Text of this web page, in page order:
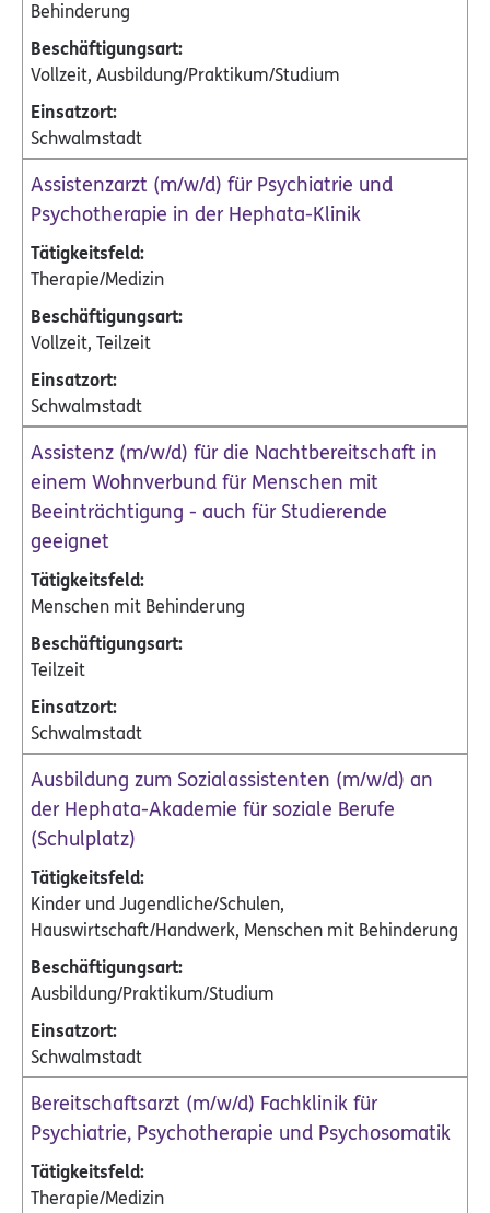
Behinderung
Vollzeit, Ausbildung/Praktikum/Studium
Schwalmstadt
Assistenzarzt (m/w/d) für Psychiatrie und
Psychotherapie in der Hephata-Klinik
Therapie/Medizin
Vollzeit, Teilzeit
Schwalmstadt
Assistenz (m/w/d) für die Nachtbereitschaft in
einem Wohnverbund für Menschen mit
Beeinträchtigung - auch für Studierende
geeignet
Menschen mit Behinderung
Teilzeit
Schwalmstadt
Ausbildung zum Sozialassistenten (m/w/d) an
der Hephata-Akademie für soziale Berufe
(Schulplatz)
Kinder und Jugendliche/Schulen,
Hauswirtschaft/Handwerk, Menschen mit Behinderung
Ausbildung/Praktikum/Studium
Schwalmstadt
Bereitschaftsarzt (m/w/d) Fachklinik für
Psychiatrie, Psychotherapie und Psychosomatik
Therapie/Medizin